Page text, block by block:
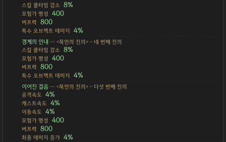
스킬 쿨타임 감소
8%
모험가 명성 400
버프력 800
특수 오브젝트 데미지 4%
경계의 인내— <묵언의 진의> - 네 번째 진의
스킬 쿨타임 감소
8%
모험가 명성 400
버프력 800
특수 오브젝트 데미지 4%
이어진 걸음— <묵언의 진의> - 다섯 번째 진의
공격속도
4%
캐스트속도 4%
이동속도 4%
모험가 명성 400
버프력 800
최종 데미지 증가 4%